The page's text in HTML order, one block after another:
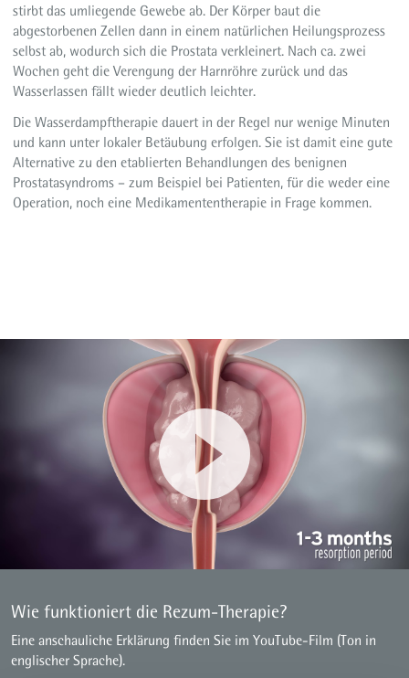
stirbt das umliegende Gewebe ab. Der Körper baut die
abgestorbenen Zellen dann in einem natürlichen Heilungsprozess
selbst ab, wodurch sich die Prostata verkleinert. Nach ca. zwei
Wochen geht die Verengung der Harnröhre zurück und das
Wasserlassen fällt wieder deutlich leichter.
Die Wasserdampftherapie dauert in der Regel nur wenige Minuten
und kann unter lokaler Betäubung erfolgen. Sie ist damit eine gute
Alternative zu den etablierten Behandlungen des benignen
Prostatasyndroms – zum Beispiel bei Patienten, für die weder eine
Operation, noch eine Medikamententherapie in Frage kommen.
Wie funktioniert die Rezum-Therapie?
Eine anschauliche Erklärung finden Sie im YouTube-Film (Ton in
englischer Sprache).